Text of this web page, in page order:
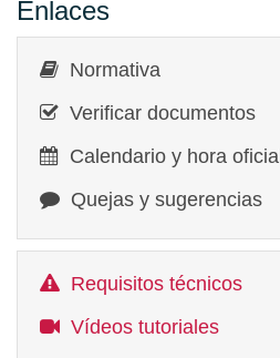
Enlaces
Normativa
Verificar documentos
Calendario y hora oficial
Quejas y sugerencias
Requisitos técnicos
Vídeos tutoriales